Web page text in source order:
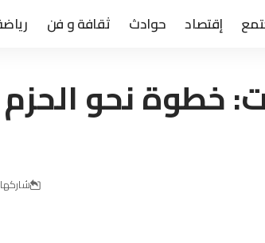
إقتصاد حوادث ثقافة و فن
خطوة نحو الحزم
شاركها